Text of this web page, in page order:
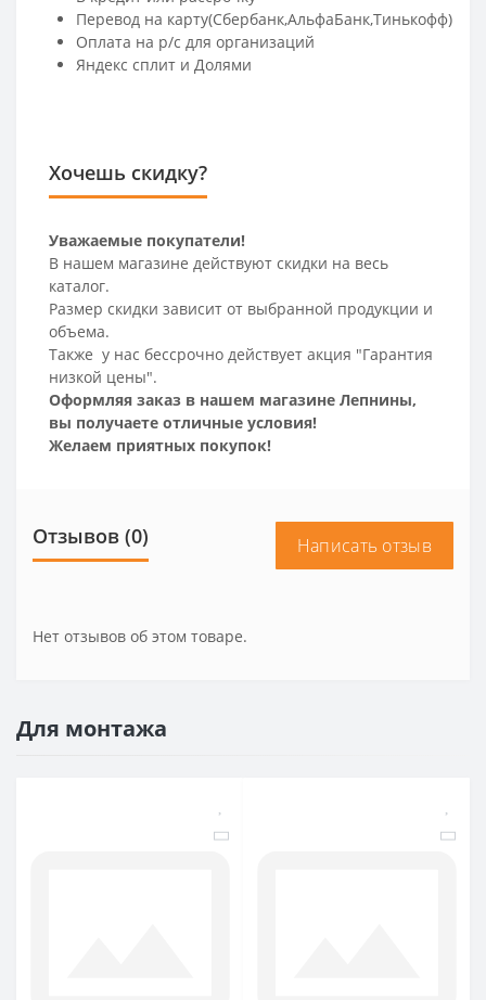
Перевод на карту(Сбербанк,АльфаБанк,Тинькофф)
Оплата на р/c для организаций
Яндекс сплит и Долями
Хочешь скидку?
Уважаемые покупатели!
В нашем магазине действуют скидки на весь
каталог.
Размер скидки зависит от выбранной продукции и
объема.
Также у нас бессрочно действует акция "Гарантия
низкой цены".
Оформляя заказ в нашем магазине Лепнины,
вы получаете отличные условия!
Желаем приятных покупок!
Отзывов (0) Написать отзыв
Нет отзывов об этом товаре.
Для монтажа